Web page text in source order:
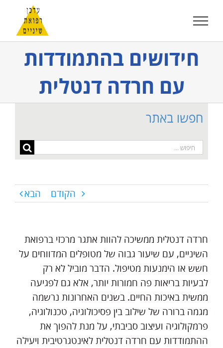
לתוכן
חידושים בהתמודדות
עם חרדה דנטלית
הקודם הבא
חרדה דנטלית ממשיכה להוות אתגר מרכזי ברפואת
השיניים, עם שיעור גבוה של מטופלים המדווחים על
חשש או הימנעות מטיפול. הדבר מוביל לא רק
לבעיות בריאות פה חמורות יותר, אלא גם לפגיעה
ממשית באיכות החיים. בשנים האחרונות נרשמה
מגמה ברורה של שילוב בין פסיכולוגיה, טכנולוגיה,
פרמקולוגיה ועיצוב סביבתי, על מנת להפוך את
ההתמודדות עם חרדה דנטלית לאינטגרטיבית ויעילה
חפשו באתר
חיפוש...